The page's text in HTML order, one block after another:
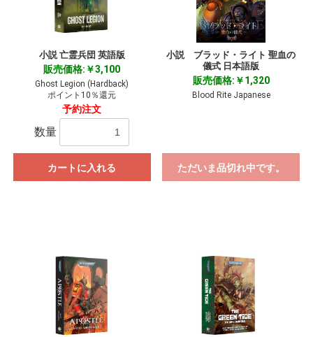
小説 亡霊兵団 英語版
販売価格:￥3,100
Ghost Legion (Hardback)
ポイント10％還元
予約注文
数量
カートに入れる
小説 ブラッド・ライト 聖血の
儀式 日本語版
販売価格:￥1,320
Blood Rite Japanese
ただいま品切れ中です。